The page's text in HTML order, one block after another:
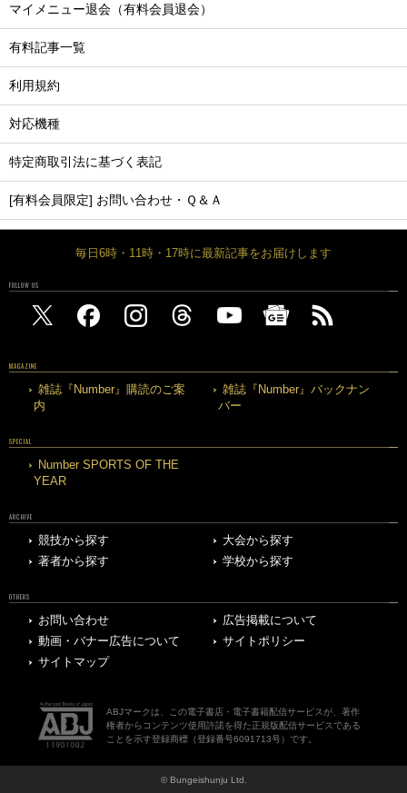
マイメニュー退会（有料会員退会）
有料記事一覧
利用規約
対応機種
特定商取引法に基づく表記
[有料会員限定] お問い合わせ・Ｑ＆Ａ
毎日6時・11時・17時に最新記事をお届けします
FOLLOW US
MAGAZINE
雑誌『Number』購読のご案
内
雑誌『Number』バックナン
バー
SPECIAL
Number SPORTS OF THE
YEAR
ARCHIVE
競技から探す
大会から探す
著者から探す
学校から探す
OTHERS
お問い合わせ
広告掲載について
動画・バナー広告について
サイトポリシー
サイトマップ
ABJマークは、この電子書店・電子書籍配信サービスが、著作
権者からコンテンツ使用許諾を得た正規版配信サービスである
ことを示す登録商標（登録番号6091713号）です。
© Bungeishunju Ltd.